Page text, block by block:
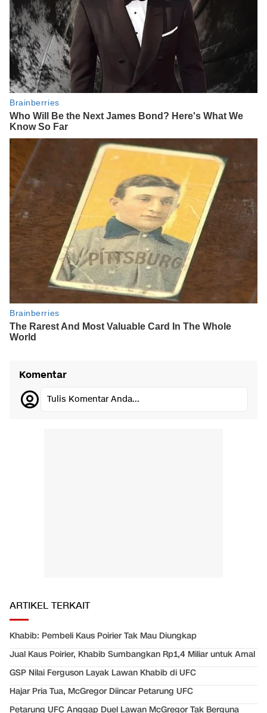
Komentar
Tulis Komentar Anda...
ARTIKEL TERKAIT
Khabib: Pembeli Kaus Poirier Tak Mau Diungkap
Jual Kaus Poirier, Khabib Sumbangkan Rp1,4 Miliar untuk Amal
GSP Nilai Ferguson Layak Lawan Khabib di UFC
Hajar Pria Tua, McGregor Diincar Petarung UFC
Petarung UFC Anggap Duel Lawan McGregor Tak Berguna